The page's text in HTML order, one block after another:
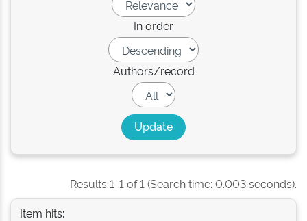
In order
Authors/record
Results 1-1 of 1 (Search time: 0.003 seconds).
Item hits: